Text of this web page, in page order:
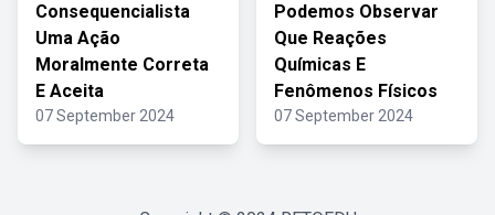
Consequencialista
Uma Ação
Moralmente Correta
E Aceita
07 September 2024
Podemos Observar
Que Reações
Químicas E
Fenômenos Físicos
07 September 2024